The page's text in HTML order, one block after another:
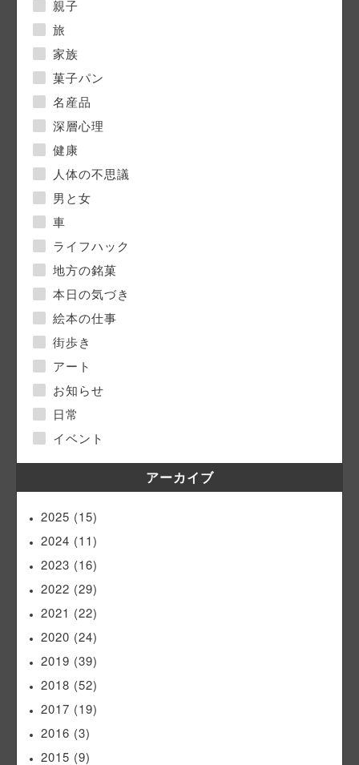
親子
旅
家族
菓子パン
名産品
深層心理
健康
人体の不思議
男と女
車
ライフハック
地方の銘菓
本日の気づき
絵本の仕事
街歩き
アート
お知らせ
日常
イベント
アーカイブ
2025 (15)
2024 (11)
2023 (16)
2022 (29)
2021 (22)
2020 (24)
2019 (39)
2018 (52)
2017 (19)
2016 (3)
2015 (9)